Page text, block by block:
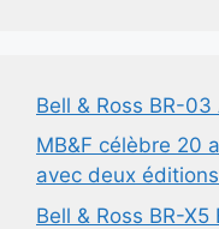
Bell & Ross BR-03
MB&F célèbre 20
avec deux
Bell & Ross BR-X5